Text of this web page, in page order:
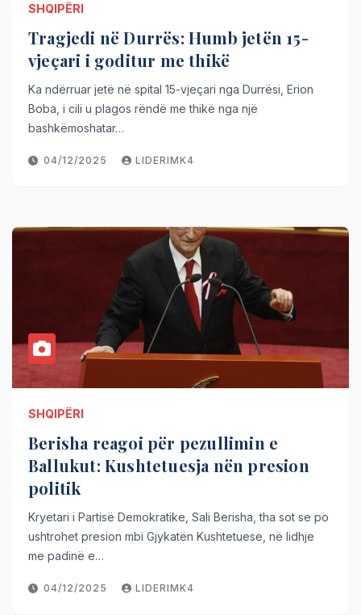
SHQIPËRI
Tragjedi në Durrës: Humb jetën 15-
vjeçari i goditur me thikë
Ka ndërruar jetë në spital 15-vjeçari nga Durrësi, Erion
Boba, i cili u plagos rëndë me thikë nga një
bashkëmoshatar…
04/12/2025 LIDERIMK4
SHQIPËRI
Berisha reagoi për pezullimin e
Ballukut: Kushtetuesja nën presion
politik
Kryetari i Partisë Demokratike, Sali Berisha, tha sot se po
ushtrohet presion mbi Gjykatën Kushtetuese, në lidhje
me padinë e…
04/12/2025 LIDERIMK4